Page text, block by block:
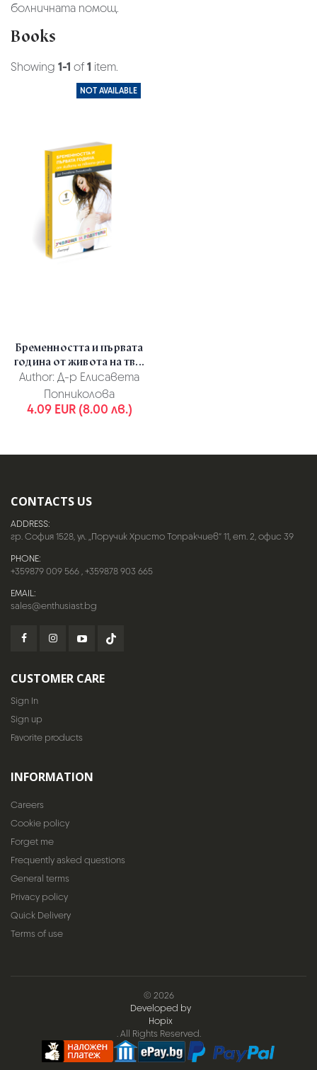
болничната помощ.
Books
Showing 1-1 of1 item.
NOT AVAILABLE
Бременността и първата
година от живота на тв...
Author: Д-р Елисавета
Попниколова
4.09 EUR (8.00 лв.)
CONTACTS US
ADDRESS:
гр. София 1528, ул. „Поручик Христо Топракчиев“ 11, ет. 2, офис 39
PHONE:
+359879 009 566,+359878 903 665
EMAIL:
sales@enthusiast.bg
CUSTOMER CARE
Sign In
Sign up
Favorite products
INFORMATION
Careers
Cookie policy
Forget me
Frequently asked questions
General terms
Privacy policy
Quick Delivery
Terms of use
© 2026
Developed by
Hopix
. All Rights Reserved.